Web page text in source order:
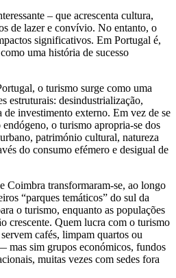
– que acrescenta cultura,
de lazer e convívio. No entanto, o
significativos. Em Portugal é,
uma história de sucesso
o turismo surge como uma
estruturais: desindustrialização,
de investimento externo. Em vez de se
o turismo apropria-se dos
património cultural, natureza
do consumo efémero e desigual de
Coimbra transformaram-se, ao longo
“parques temáticos” do sul da
o turismo, enquanto as populações
crescente. Quem lucra com o turismo
cafés, limpam quartos ou
mas sim grupos económicos, fundos
muitas vezes com sedes fora